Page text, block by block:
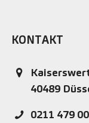
KONTAKT
40489
0211 479